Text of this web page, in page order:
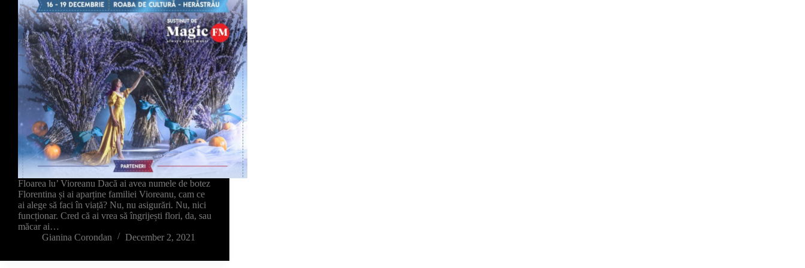
Floarea lu’ Vioreanu Dacă ai avea numele de botez
Florentina și ai aparține familiei Vioreanu, cam ce
ai alege să faci în viață? Nu, nu asigurări. Nu, nici
funcționar. Cred că ai vrea să îngrijești flori, da, sau
măcar ai…
Gianina Corondan
December 2, 2021